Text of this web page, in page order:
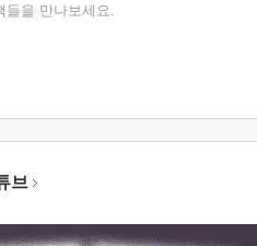
들을 만나보세요.
브